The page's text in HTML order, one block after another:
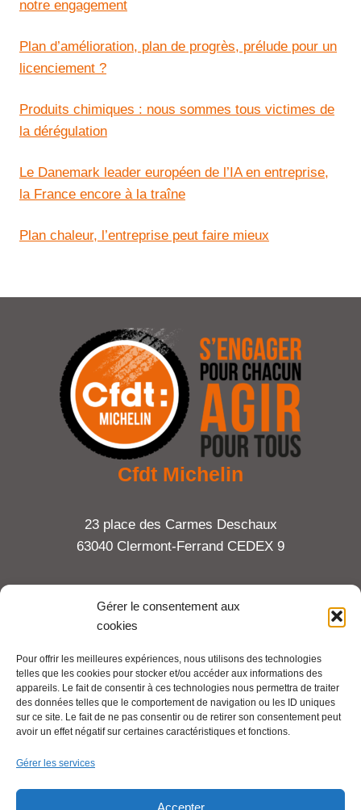
Gérer le consentement aux
cookies
Pour offrir les meilleures expériences, nous utilisons des technologies
telles que les cookies pour stocker et/ou accéder aux informations des
appareils. Le fait de consentir à ces technologies nous permettra de traiter
des données telles que le comportement de navigation ou les ID uniques
sur ce site. Le fait de ne pas consentir ou de retirer son consentement peut
avoir un effet négatif sur certaines caractéristiques et fonctions.
Gérer les services
Accepter
notre engagement
Plan d’amélioration, plan de progrès, prélude pour un
licenciement ?
Produits chimiques : nous sommes tous victimes de
la dérégulation
Le Danemark leader européen de l’IA en entreprise,
la France encore à la traîne
Plan chaleur, l’entreprise peut faire mieux
Cfdt Michelin
23 place des Carmes Deschaux
63040 Clermont-Ferrand CEDEX 9
Tel : 06 65 27 23 81
Mentions légales
Pour aller plus loin :
Se syndiquer en ligne